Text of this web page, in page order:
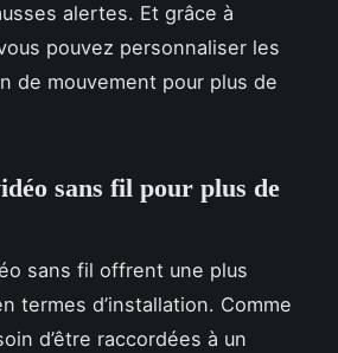
alertes. Et grâce à
pouvez personnaliser les
de mouvement pour plus de
sans fil pour plus de
sans fil offrent une plus
termes d’installation. Comme
d’être raccordées à un